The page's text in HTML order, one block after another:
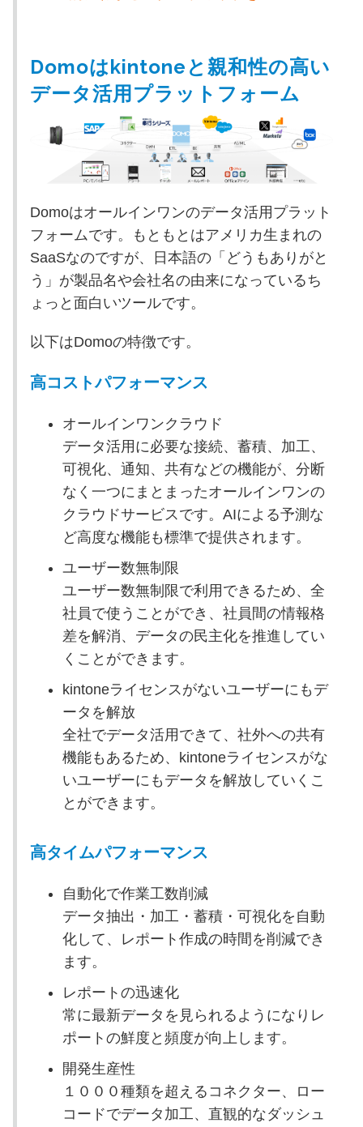
Domoはkintoneと親和性の高い
データ活用プラットフォーム
Domoはオールインワンのデータ活用プラット
フォームです。もともとはアメリカ生まれの
SaaSなのですが、日本語の「どうもありがと
う」が製品名や会社名の由来になっているち
ょっと面白いツールです。
以下はDomoの特徴です。
高コストパフォーマンス
オールインワンクラウド
データ活用に必要な接続、蓄積、加工、
可視化、通知、共有などの機能が、分断
なく一つにまとまったオールインワンの
クラウドサービスです。AIによる予測な
ど高度な機能も標準で提供されます。
ユーザー数無制限
ユーザー数無制限で利用できるため、全
社員で使うことができ、社員間の情報格
差を解消、データの民主化を推進してい
くことができます。
kintoneライセンスがないユーザーにもデ
ータを解放
全社でデータ活用できて、社外への共有
機能もあるため、kintoneライセンスがな
いユーザーにもデータを解放していくこ
とができます。
高タイムパフォーマンス
自動化で作業工数削減
データ抽出・加工・蓄積・可視化を自動
化して、レポート作成の時間を削減でき
ます。
レポートの迅速化
常に最新データを見られるようになりレ
ポートの鮮度と頻度が向上します。
開発生産性
１０００種類を超えるコネクター、ロー
コードでデータ加工、直観的なダッシュ